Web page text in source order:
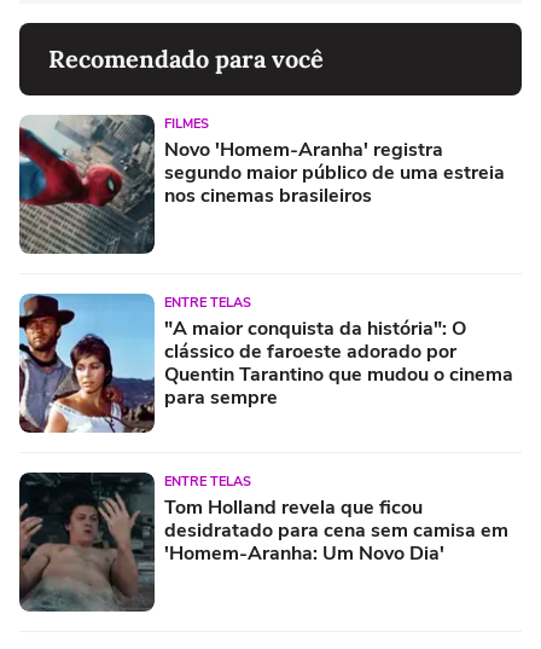
Recomendado para você
FILMES
Novo 'Homem-Aranha' registra
segundo maior público de uma estreia
nos cinemas brasileiros
ENTRE TELAS
"A maior conquista da história": O
clássico de faroeste adorado por
Quentin Tarantino que mudou o cinema
para sempre
ENTRE TELAS
Tom Holland revela que ficou
desidratado para cena sem camisa em
'Homem-Aranha: Um Novo Dia'